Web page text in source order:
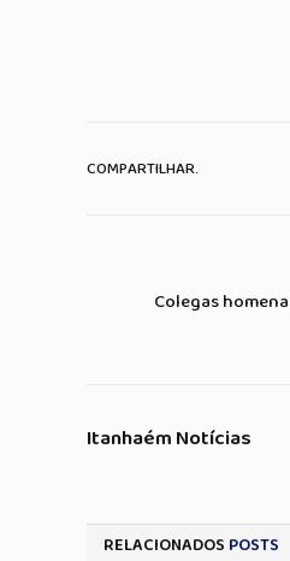
COMPARTILHAR.
Colegas
Itanhaém Notícias
RELACIONADOS POSTS